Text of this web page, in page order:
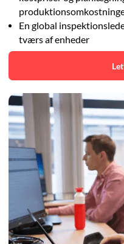
En global
tværs af enheder